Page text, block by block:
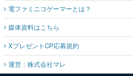
XプレゼントCP応募規約
運営：株式会社マレ